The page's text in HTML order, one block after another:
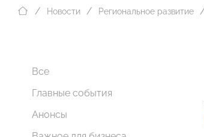
Новости Региональное развитие
Все
Главные события
Анонсы